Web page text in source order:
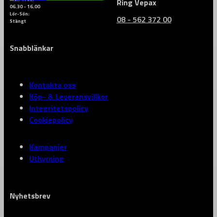
06.30 - 16.00
Lör-Sön:
Stängt
Ring Vepax
08 - 562 372 00
Snabblänkar
Kontakta oss
Köp- & Leveransvillkor
Integritetspolicy
Cookiepolicy
Kampanjer
Uthyrning
Nyhetsbrev